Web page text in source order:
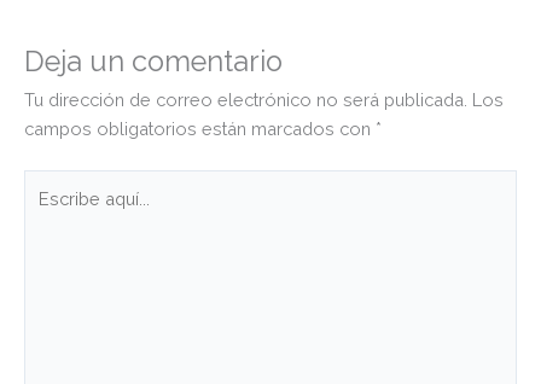
Deja un comentario
Tu dirección de correo electrónico no será publicada. Los
campos obligatorios están marcados con *
aquí...